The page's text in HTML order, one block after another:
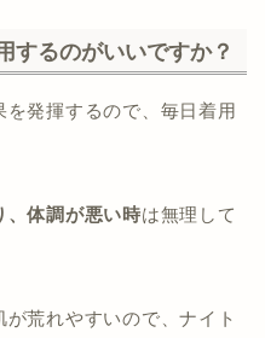
するのがいいですか？
発揮するので、毎日着用
、体調が悪い時は無理して
荒れやすいので、ナイト